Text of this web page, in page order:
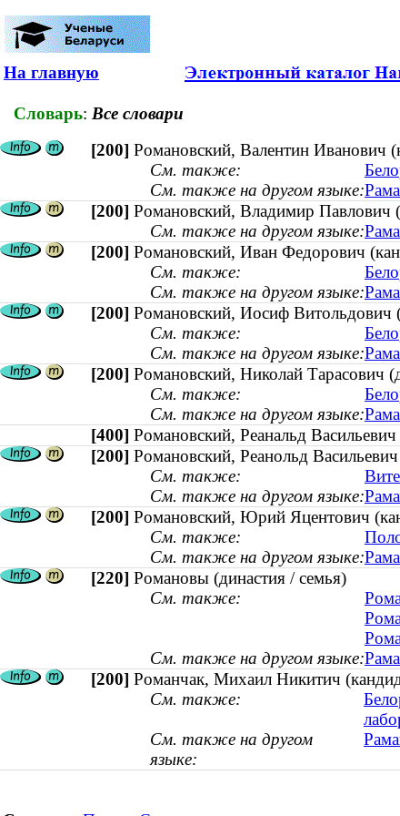
На главную
Словарь: Все словари
[200] Романовский, Валентин Иванович
См. также:
См. также на другом языке:
[200] Романовский, Владимир Павлович
См. также на другом языке:
[200] Романовский, Иван Федорович
См. также:
См. также на другом языке:
[200] Романовский, Иосиф Витольдович
См. также:
См. также на другом языке:
[200] Романовский, Николай Тарасович
См. также:
См. также на другом языке:
[400] Романовский, Реанальд
[200] Романовский, Реанольд
См. также:
См. также на другом языке:
[200] Романовский, Юрий Яцентович
См. также:
См. также на другом языке:
[220] Романовы (династия / семья)
См. также:
См. также на другом языке:
[200] Романчак, Михаил Никитич
См. также:
См. также на другом
языке: